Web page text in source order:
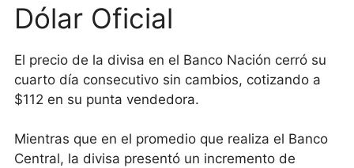
Dólar Oficial
El precio de la divisa en el Banco Nación cerró su
cuarto día consecutivo sin cambios, cotizando a
$112 en su punta vendedora.
Mientras que en el promedio que realiza el Banco
Central, la divisa presentó un incremento de